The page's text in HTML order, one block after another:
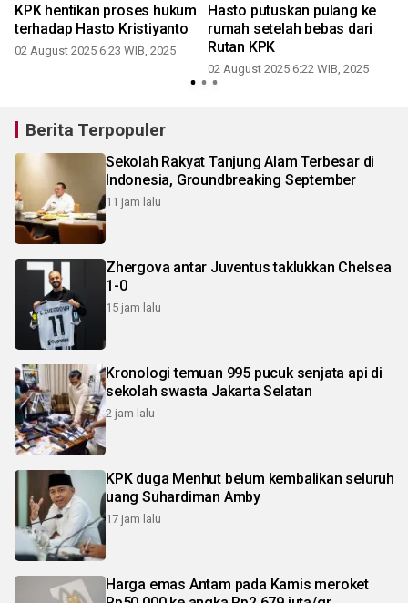
KPK hentikan proses hukum
terhadap Hasto Kristiyanto
02 August 2025 6:23 WIB, 2025
Hasto putuskan pulang ke
rumah setelah bebas dari
Rutan KPK
02 August 2025 6:22 WIB, 2025
Berita Terpopuler
Sekolah Rakyat Tanjung Alam Terbesar di
Indonesia, Groundbreaking September
11 jam lalu
Zhergova antar Juventus taklukkan Chelsea
1-0
15 jam lalu
Kronologi temuan 995 pucuk senjata api di
sekolah swasta Jakarta Selatan
2 jam lalu
KPK duga Menhut belum kembalikan seluruh
uang Suhardiman Amby
17 jam lalu
Harga emas Antam pada Kamis meroket